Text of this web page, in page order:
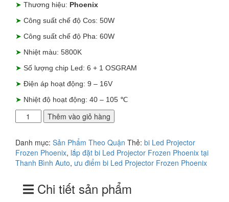
4.500.000₫.là:
4.000.000₫.
➤ Thương hiệu: Phoenix
➤ Công suất chế độ Cos: 50W
➤ Công suất chế độ Pha: 60W
➤ Nhiệt màu: 5800K
➤ Số lượng chip Led: 6 + 1 OSGRAM
➤ Điện áp hoạt động: 9 – 16V
➤ Nhiệt độ hoạt động: 40 – 105 ℃
chỉ
đặt
đèn
Led
Frozen
Phoenix
Thêm vào giỏ hàng
Danh mục: Sản Phẩm Theo Quận Thẻ: bi Led Projector
Frozen Phoenix, lắp đặt bi Led Projector Frozen Phoenix tại
Thanh Bình Auto, ưu điểm bi Led Projector Frozen Phoenix
Chi tiết sản phẩm